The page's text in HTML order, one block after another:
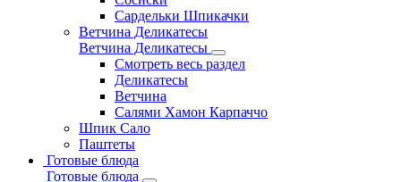
Сардельки Шпикачки
Ветчина Деликатесы
Ветчина Деликатесы
Смотреть весь раздел
Деликатесы
Ветчина
Салями Хамон Карпаччо
Шпик Сало
Паштеты
Готовые блюда
Готовые блюда